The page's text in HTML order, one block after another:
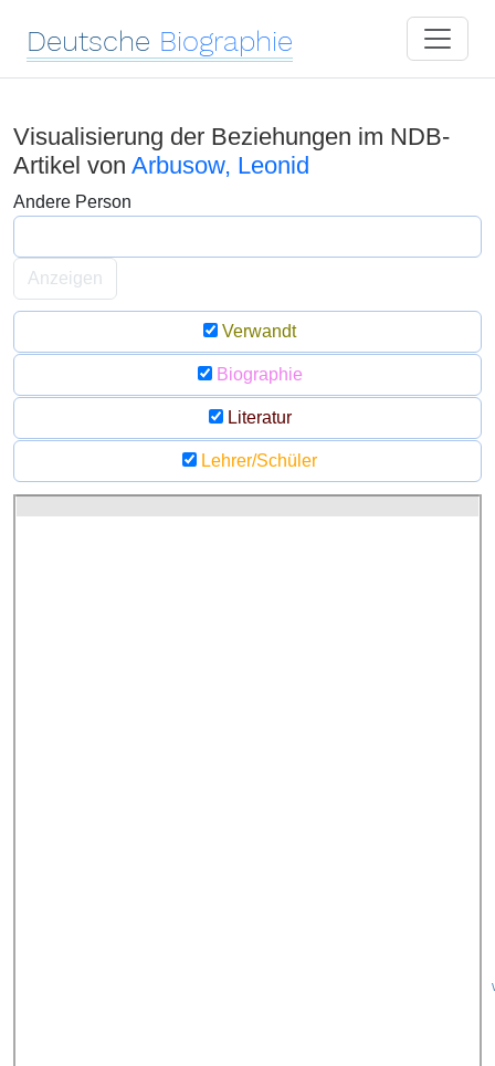
Deutsche Biographie
Visualisierung der Beziehungen im NDB-
Artikel von Arbusow, Leonid
Andere Person
Anzeigen
Verwandt
Biographie
Literatur
Lehrer/Schüler